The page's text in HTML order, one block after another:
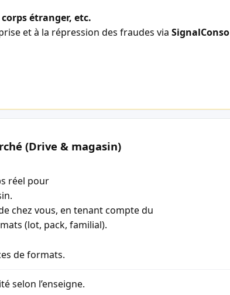
étranger, etc.
et à la répression des fraudes via SignalConso
(Drive & magasin)
réel pour
chez vous, en tenant compte du
(lot, pack, familial).
de formats.
selon l’enseigne.